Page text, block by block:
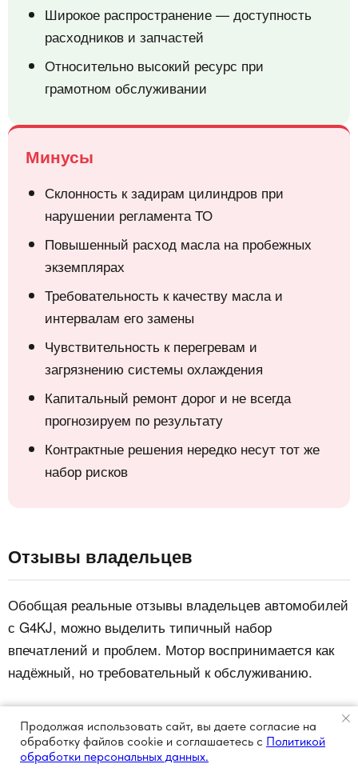
Широкое распространение — доступность
расходников и запчастей
Относительно высокий ресурс при
грамотном обслуживании
Минусы
Склонность к задирам цилиндров при
нарушении регламента ТО
Повышенный расход масла на пробежных
экземплярах
Требовательность к качеству масла и
интервалам его замены
Чувствительность к перегревам и
загрязнению системы охлаждения
Капитальный ремонт дорог и не всегда
прогнозируем по результату
Контрактные решения нередко несут тот же
набор рисков
Отзывы владельцев
Обобщая реальные отзывы владельцев автомобилей
с G4KJ, можно выделить типичный набор
впечатлений и проблем. Мотор воспринимается как
надёжный, но требовательный к обслуживанию.
Что хвалят
Комфортную тягу.Двигатель уверенно тянет во
Продолжая использовать сайт, вы даете согласие на
обработку файлов cookie и соглашаетесь с Политикой
обработки персональных данных.